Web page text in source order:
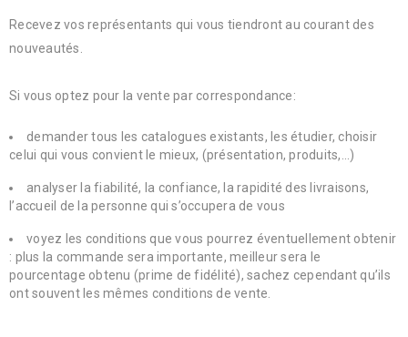
Recevez vos représentants qui vous tiendront au courant des
nouveautés.
Si vous optez pour la vente par correspondance:
demander tous les catalogues existants, les étudier, choisir
celui qui vous convient le mieux, (présentation, produits,…)
analyser la fiabilité, la confiance, la rapidité des livraisons,
l’accueil de la personne qui s’occupera de vous
voyez les conditions que vous pourrez éventuellement obtenir
: plus la commande sera importante, meilleur sera le
pourcentage obtenu (prime de fidélité), sachez cependant qu’ils
ont souvent les mêmes conditions de vente.